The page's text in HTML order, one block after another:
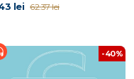
lei 62.37 lei
-40%